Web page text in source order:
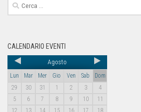
CALENDARIO EVENTI
Agosto
Lun Mar Mer Gio Ven Sab
Dom
29
30 31 1 2 3
4
5
6 7 8 9 10
11
12
13 14 15 16 17
18